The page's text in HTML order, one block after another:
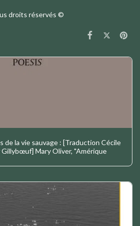
droits réservés ©
de la vie sauvage : [Traduction Cécile
Mary Oliver, "Amérique